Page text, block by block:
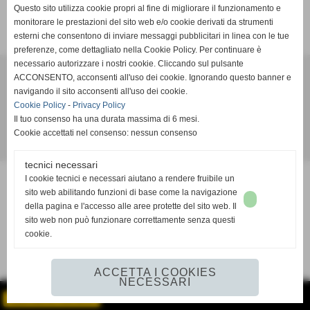
CALENDARIO E RISULTATI
A.S.D. SPORTING PISCINESE RIVA
Via Buriasco, 10/12 - Piscina (Torino)
info@piscineseriva.it
Questo sito utilizza cookie propri al fine di migliorare il funzionamento e
monitorare le prestazioni del sito web e/o cookie derivati da strumenti
esterni che consentono di inviare messaggi pubblicitari in linea con le tue
preferenze, come dettagliato nella Cookie Policy. Per continuare è
necessario autorizzare i nostri cookie. Cliccando sul pulsante
ACCONSENTO, acconsenti all'uso dei cookie. Ignorando questo banner e
navigando il sito acconsenti all'uso dei cookie.
Cookie Policy - Privacy Policy
Il tuo consenso ha una durata massima di 6 mesi.
Cookie accettati nel consenso: nessun consenso
tecnici necessari
I cookie tecnici e necessari aiutano a rendere fruibile un
sito web abilitando funzioni di base come la navigazione
della pagina e l'accesso alle aree protette del sito web. Il
sito web non può funzionare correttamente senza questi
cookie.
ACCETTA I COOKIES
NECESSARI
GESTISCI IL TUO SITO